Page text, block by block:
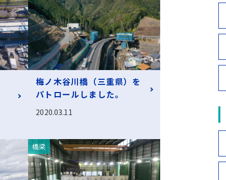
梅ノ木谷川橋（三重県）を
パトロールしました。
2020.03.11
橋梁